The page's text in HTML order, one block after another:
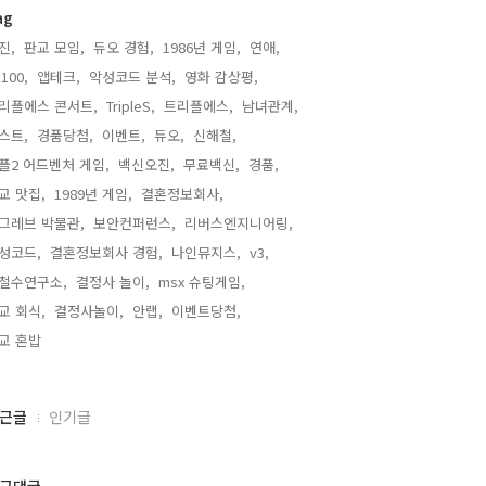
, 판교 모임, 듀오 경험, 1986년 게임, 연애,
앱테크, 악성코드 분석, 영화 감상평,
플에스 콘서트, TripleS, 트리플에스, 남녀관계,
트, 경품당첨, 이벤트, 듀오, 신해철,
2 어드벤처 게임, 백신오진, 무료백신, 경품,
맛집, 1989년 게임, 결혼정보회사,
레브 박물관, 보안컨퍼런스, 리버스엔지니어링,
코드, 결혼정보회사 경험, 나인뮤지스, v3,
수연구소, 결정사 놀이, msx 슈팅게임,
회식, 결정사놀이, 안랩, 이벤트당첨,
혼밥,
글 인기글